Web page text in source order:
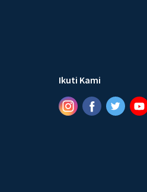
Ikuti Kami